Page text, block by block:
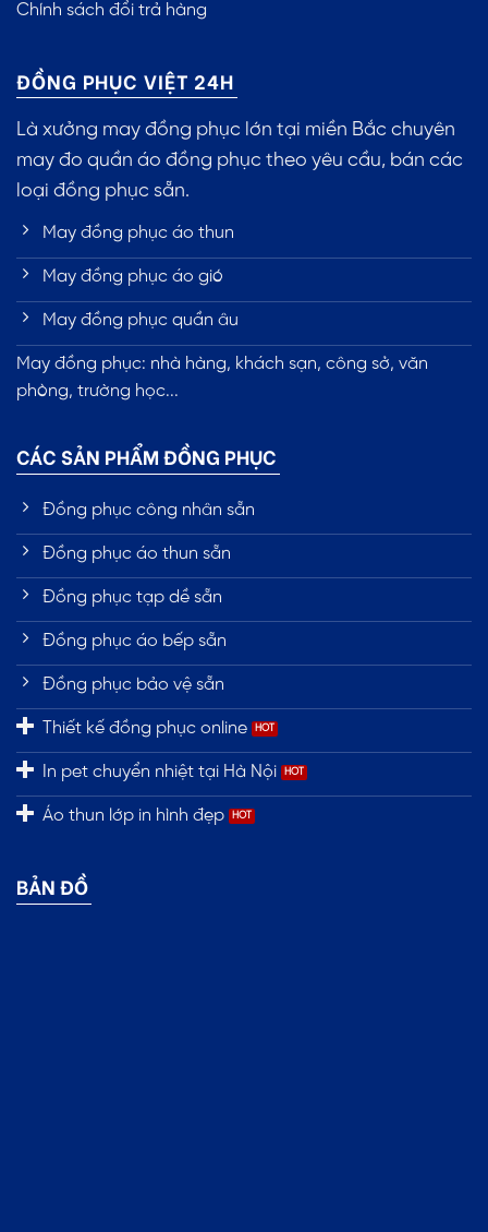
Chính sách đổi trả hàng
ĐỒNG PHỤC VIỆT 24H
Là xưởng may đồng phục lớn tại miền Bắc chuyên
may đo quần áo đồng phục theo yêu cầu, bán các
loại đồng phục sẵn.
May đồng phục áo thun
May đồng phục áo gió
May đồng phục quần âu
May đồng phục: nhà hàng, khách sạn, công sở, văn
phòng, trường học...
CÁC SẢN PHẨM ĐỒNG PHỤC
Đồng phục công nhân sẵn
Đồng phục áo thun sẵn
Đồng phục tạp dề sẵn
Đồng phục áo bếp sẵn
Đồng phục bảo vệ sẵn
Thiết kế đồng phục online
In pet chuyển nhiệt tại Hà Nội
Áo thun lớp in hình đẹp
BẢN ĐỒ